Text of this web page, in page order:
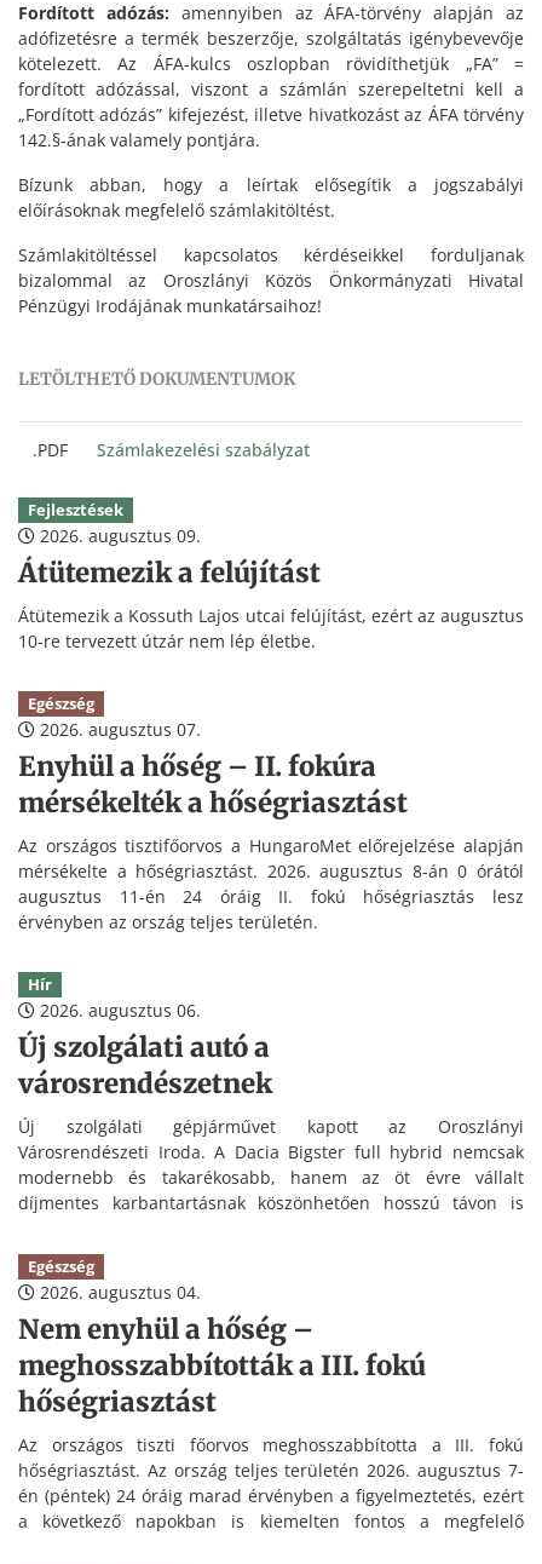
Fordított adózás: amennyiben az ÁFA-törvény alapján az
adófizetésre a termék beszerzője, szolgáltatás igénybevevője
kötelezett. Az ÁFA-kulcs oszlopban rövidíthetjük „FA” =
fordított adózással, viszont a számlán szerepeltetni kell a
„Fordított adózás” kifejezést, illetve hivatkozást az ÁFA törvény
142.§-ának valamely pontjára.
Bízunk abban, hogy a leírtak elősegítik a jogszabályi
előírásoknak megfelelő számlakitöltést.
Számlakitöltéssel kapcsolatos kérdéseikkel forduljanak
bizalommal az Oroszlányi Közös Önkormányzati Hivatal
Pénzügyi Irodájának munkatársaihoz!
LETÖLTHETŐ DOKUMENTUMOK
.PDF Számlakezelési szabályzat
Fejlesztések
2026. augusztus 09.
Átütemezik a felújítást
Átütemezik a Kossuth Lajos utcai felújítást, ezért az augusztus
10-re tervezett útzár nem lép életbe.
Egészség
2026. augusztus 07.
Enyhül a hőség – II. fokúra
mérsékelték a hőségriasztást
Az országos tisztifőorvos a HungaroMet előrejelzése alapján
mérsékelte a hőségriasztást. 2026. augusztus 8-án 0 órától
augusztus 11-én 24 óráig II. fokú hőségriasztás lesz
érvényben az ország teljes területén.
Hír
2026. augusztus 06.
Új szolgálati autó a
városrendészetnek
Új szolgálati gépjárművet kapott az Oroszlányi
Városrendészeti Iroda. A Dacia Bigster full hybrid nemcsak
modernebb és takarékosabb, hanem az öt évre vállalt
díjmentes karbantartásnak köszönhetően hosszú távon is
Egészség
2026. augusztus 04.
Nem enyhül a hőség –
meghosszabbították a III. fokú
hőségriasztást
Az országos tiszti főorvos meghosszabbította a III. fokú
hőségriasztást. Az ország teljes területén 2026. augusztus 7-
én (péntek) 24 óráig marad érvényben a figyelmeztetés, ezért
a következő napokban is kiemelten fontos a megfelelő